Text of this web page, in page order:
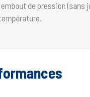
de pression (sans